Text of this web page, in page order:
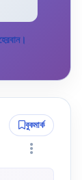
বুকমার্ক